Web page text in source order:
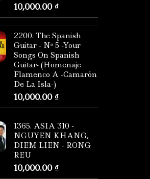
10,000.00 ₫
2200. The Spanish
Guitar - Nº 5 -Your
Songs On Spanish
Guitar- (Homenaje
Flamenco A -Camarón
De La Isla-)
10,000.00 ₫
1365. ASIA 310 -
NGUYEN KHANG,
DIEM LIEN - RONG
REU
10,000.00 ₫